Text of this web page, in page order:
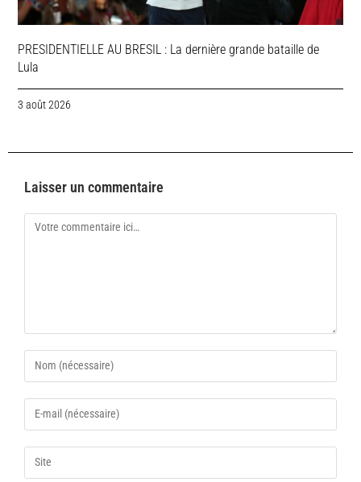
PRESIDENTIELLE AU BRESIL : La dernière grande bataille de
Lula
3 août 2026
Laisser un commentaire